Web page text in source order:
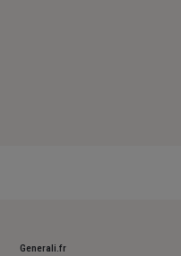
Generali.fr